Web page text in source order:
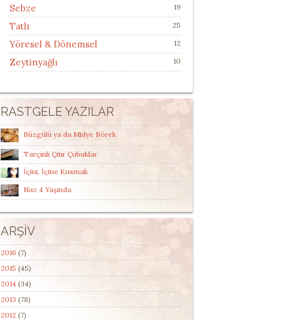
Sebze 19
Tatlı 25
Yöresel & Dönemsel 12
Zeytinyağlı 10
RASTGELE YAZILAR
Büzgülü ya da Midye Börek
Tarçınlı Çıtır Çubuklar
İçini, İçine Kusmak
Naz 4 Yaşında
ARŞIV
2016 (7)
2015 (45)
2014 (34)
2013 (78)
2012 (7)